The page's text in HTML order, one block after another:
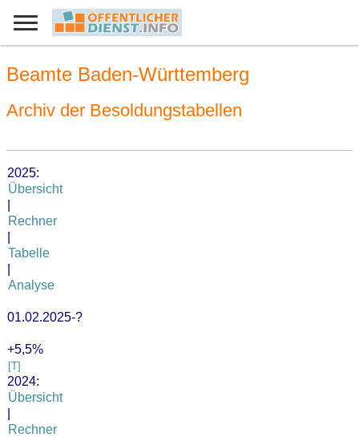
Beamte Baden-Württemberg
Archiv der Besoldungstabellen
2025:
Übersicht
Rechner
Tabelle
Analyse
01.02.2025-?
+5,5%
[T]
2024:
Übersicht
Rechner